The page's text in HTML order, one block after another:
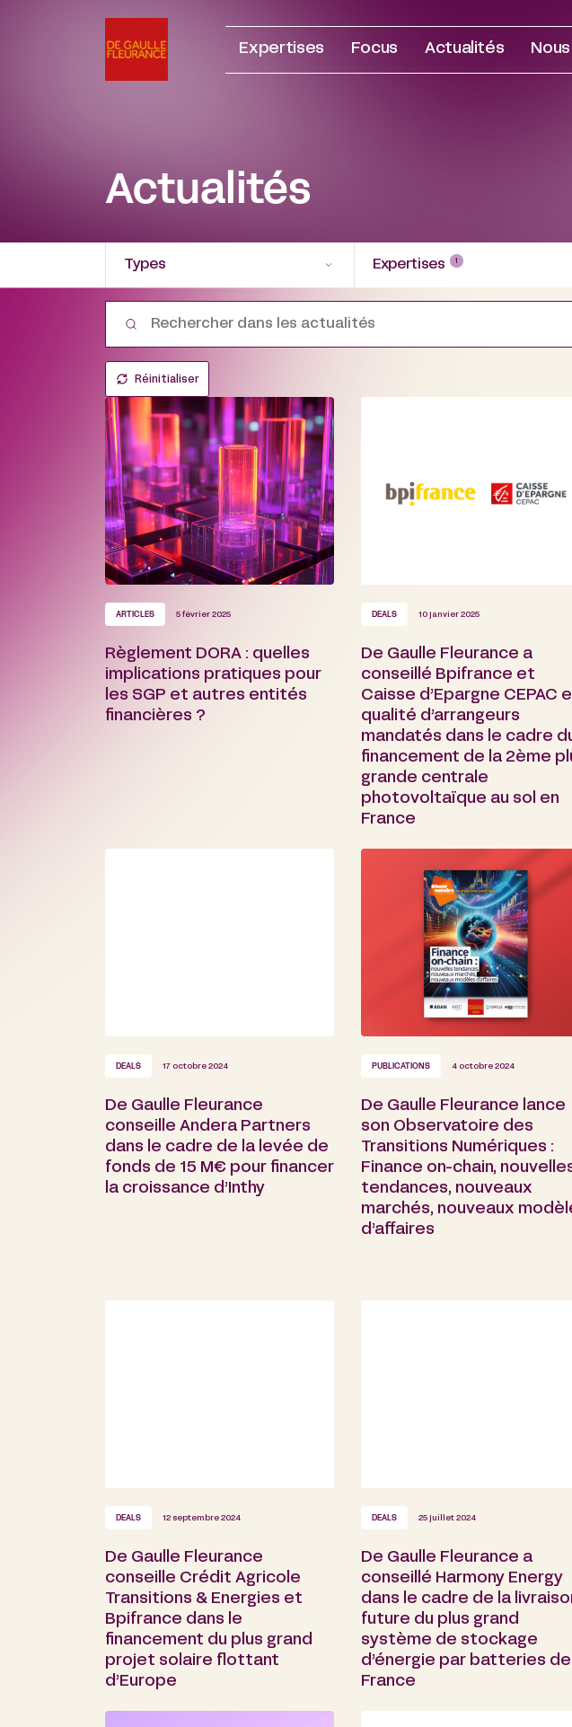
Expertises Focus Actualités
Actualités
Types Expertises 1
Réinitialiser
ARTICLES 5 février 2025
Règlement DORA : quelles
implications pratiques pour
les SGP et autres entités
financières ?
DEALS 10 janvier 2025
De Gaulle Fleurance a
conseillé Bpifrance et
Caisse d’Epargne CEPAC
qualité d’arrangeurs
mandatés dans le cadre
financement de la 2ème
grande centrale
photovoltaïque au sol en
France
DEALS 17 octobre 2024
De Gaulle Fleurance
conseille Andera Partners
dans le cadre de la levée de
fonds de 15 M€ pour financer
la croissance d’Inthy
PUBLICATIONS 4 octobre 2024
De Gaulle Fleurance lance
son Observatoire des
Transitions Numériques :
Finance on-chain,
tendances, nouveaux
marchés, nouveaux
d’affaires
DEALS 12 septembre 2024
De Gaulle Fleurance
conseille Crédit Agricole
Transitions & Energies et
Bpifrance dans le
financement du plus grand
projet solaire flottant
d’Europe
DEALS 25 juillet 2024
De Gaulle Fleurance a
conseillé Harmony Energy
dans le cadre de la
future du plus grand
système de stockage
d’énergie par batteries de
France